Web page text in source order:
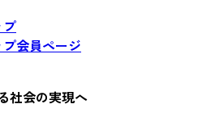
会員ページ
社会の実現へ